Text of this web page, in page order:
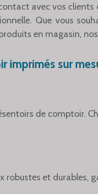
avec vos
Que vous
en magasin,
imprimés sur
de comptoir.
et durables,